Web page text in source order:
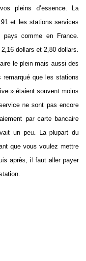
pleins d’essence. La
et les stations services
comme en France.
dollars et 2,80 dollars.
le plein mais aussi des
que les stations
» étaient souvent moins
ne sont pas encore
par carte bancaire
un peu. La plupart du
que vous voulez mettre
après, il faut aller payer